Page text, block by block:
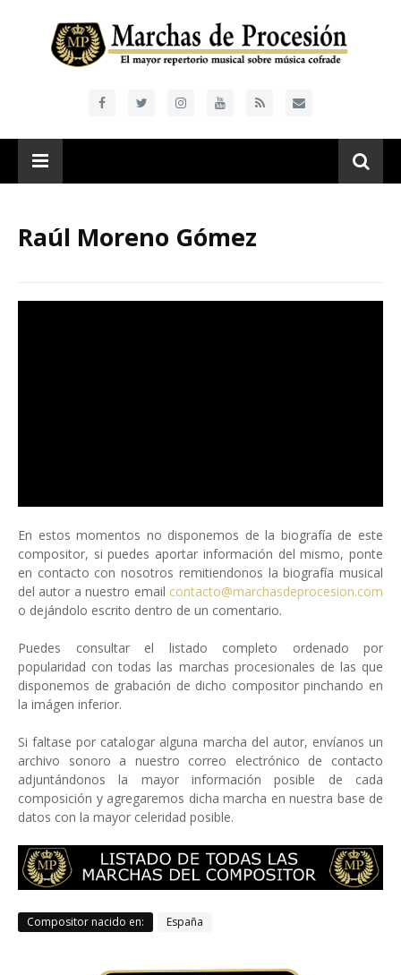
Raúl Moreno Gómez
En estos momentos no disponemos de la biografía de este
compositor, si puedes aportar información del mismo, ponte
en contacto con nosotros remitiendonos la biografía musical
del autor a nuestro email contacto@marchasdeprocesion.com
o dejándolo escrito dentro de un comentario.
Puedes consultar el listado completo ordenado por
popularidad con todas las marchas procesionales de las que
disponemos de grabación de dicho compositor pinchando en
la imágen inferior.
Si faltase por catalogar alguna marcha del autor, envíanos un
archivo sonoro a nuestro correo electrónico de contacto
adjuntándonos la mayor información posible de cada
composición y agregaremos dicha marcha en nuestra base de
datos con la mayor celeridad posible.
Compositor nacido en: España